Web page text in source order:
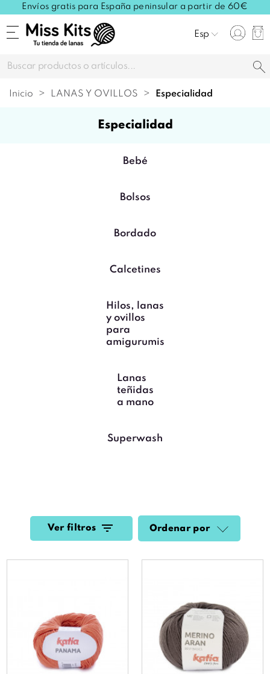
Envíos gratis para España peninsular a partir de 60€
Esp
Inicio LANAS Y OVILLOS especialidad
especialidad
Bebé
Bolsos
Bordado
Calcetines
Hilos, lanas
y ovillos
para
amigurumis
Lanas
teñidas
a mano
Superwash
Ver filtros Ordenar por